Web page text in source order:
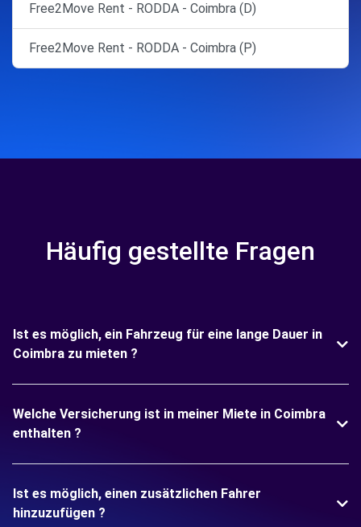
Free2Move Rent - RODDA - Coimbra (D)
Free2Move Rent - RODDA - Coimbra (P)
Häufig gestellte Fragen
Ist es möglich, ein Fahrzeug für eine lange Dauer in
Coimbra zu mieten ?
Welche Versicherung ist in meiner Miete in Coimbra
enthalten ?
Ist es möglich, einen zusätzlichen Fahrer
hinzuzufügen ?